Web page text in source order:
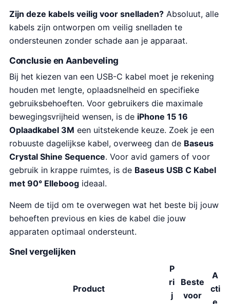
Zijn deze kabels veilig voor snelladen? Absoluut, alle
kabels zijn ontworpen om veilig snelladen te
ondersteunen zonder schade aan je apparaat.
Conclusie en Aanbeveling
Bij het kiezen van een USB-C kabel moet je rekening
houden met lengte, oplaadsnelheid en specifieke
gebruiksbehoeften. Voor gebruikers die maximale
bewegingsvrijheid wensen, is de iPhone 15 16
Oplaadkabel 3M een uitstekende keuze. Zoek je een
robuuste dagelijkse kabel, overweeg dan de Baseus
Crystal Shine Sequence. Voor avid gamers of voor
gebruik in krappe ruimtes, is de Baseus USB C Kabel
met 90° Elleboog ideaal.
Neem de tijd om te overwegen wat het beste bij jouw
behoeften previous en kies de kabel die jouw
apparaten optimaal ondersteunt.
Snel vergelijken
Product
P
ri
j
Beste
voor
A
cti
e